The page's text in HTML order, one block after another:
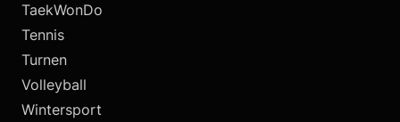
TaekWonDo
Tennis
Turnen
Volleyball
Wintersport